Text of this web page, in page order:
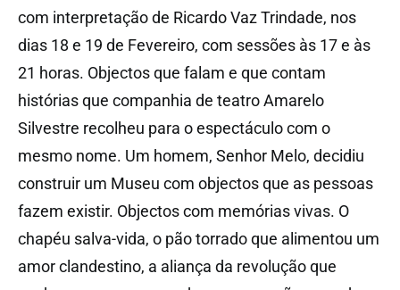
com interpretação de Ricardo Vaz Trindade, nos
dias 18 e 19 de Fevereiro, com sessões às 17 e às
21 horas. Objectos que falam e que contam
histórias que companhia de teatro Amarelo
Silvestre recolheu para o espectáculo com o
mesmo nome. Um homem, Senhor Melo, decidiu
construir um Museu com objectos que as pessoas
fazem existir. Objectos com memórias vivas. O
chapéu salva-vida, o pão torrado que alimentou um
amor clandestino, a aliança da revolução que